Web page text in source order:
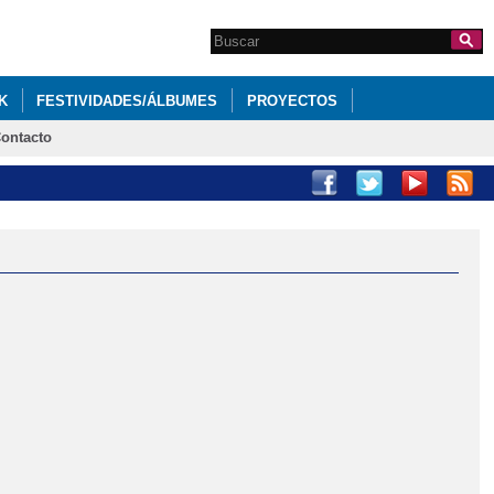
Formulario de
búsqueda
Search this site
FESTIVIDADES/ÁLBUMES PROYECTOS